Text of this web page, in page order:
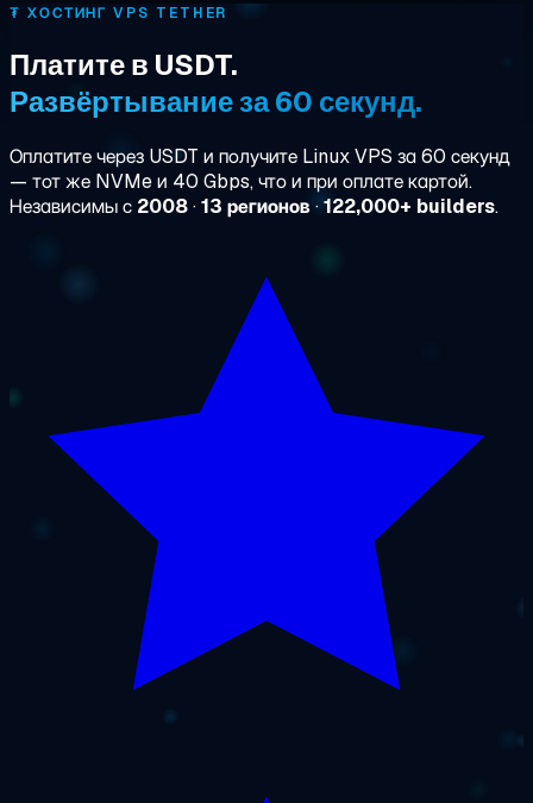
₮ ХОСТИНГ VPS TETHER
Платите в USDT.
Развёртывание за 60 секунд.
Оплатите через USDT и получите Linux VPS за 60 секунд
— тот же NVMe и 40 Gbps, что и при оплате картой.
Независимы с 2008·13 регионов·122,000+ builders.